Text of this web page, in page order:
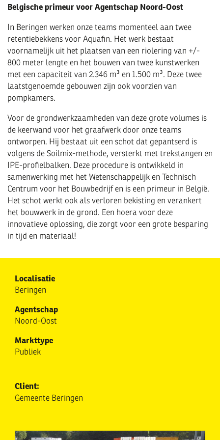
Belgische primeur voor Agentschap Noord-Oost
In Beringen werken onze teams momenteel aan twee
retentiebekkens voor Aquafin. Het werk bestaat
voornamelijk uit het plaatsen van een riolering van +/-
800 meter lengte en het bouwen van twee kunstwerken
met een capaciteit van 2.346 m³ en 1.500 m³. Deze twee
laatstgenoemde gebouwen zijn ook voorzien van
pompkamers.
Voor de grondwerkzaamheden van deze grote volumes is
de keerwand voor het graafwerk door onze teams
ontworpen. Hij bestaat uit een schot dat gepantserd is
volgens de Soilmix-methode, versterkt met trekstangen en
IPE-profielbalken. Deze procedure is ontwikkeld in
samenwerking met het Wetenschappelijk en Technisch
Centrum voor het Bouwbedrijf en is een primeur in België.
Het schot werkt ook als verloren bekisting en verankert
het bouwwerk in de grond. Een hoera voor deze
innovatieve oplossing, die zorgt voor een grote besparing
in tijd en materiaal!
Localisatie
Beringen
Agentschap
Noord-Oost
Markttype
Publiek
Client:
Gemeente Beringen